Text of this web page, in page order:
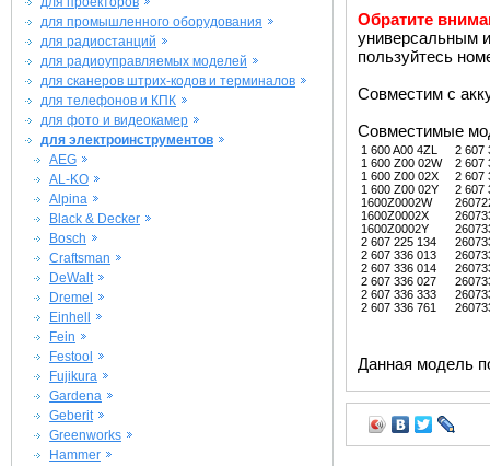
для промышленного оборудования
для радиостанций
для радиоуправляемых моделей
для сканеров штрих-кодов и терминалов
для телефонов и КПК
для фото и видеокамер
для электроинструментов
AEG
AL-KO
Alpina
Black & Decker
Bosch
Craftsman
DeWalt
Dremel
Einhell
Fein
Festool
Fujikura
Gardena
Geberit
Greenworks
Hammer
Обратите
универсальным
пользуйтесь
Совместим с
Совместимые
1 600 A00 4ZL
1 600 Z00 02W
1 600 Z00 02X
1 600 Z00 02Y
1600Z0002W
1600Z0002X
1600Z0002Y
2 607 225 134
2 607 336 013
2 607 336 014
2 607 336 027
2 607 336 333
2 607 336 761
2 607
2 607
2 607
2 607
Данная модель